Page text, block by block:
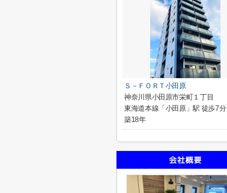
Ｓ－ＦＯＲＴ小田原
神奈川県小田原市栄町１丁目
東海道本線「小田原」駅 徒歩7分
築18年